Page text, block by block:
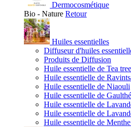
Dermocosmétique
Bio - Nature Retour
Huiles essentielles
Diffuseur d'huiles
Produits de Diffusion
Huile essentielle de Tea tree
Huile essentielle de
Huile essentielle de Niaouli
Huile essentielle de
Huile essentielle de
Huile essentielle de
Huile essentielle de